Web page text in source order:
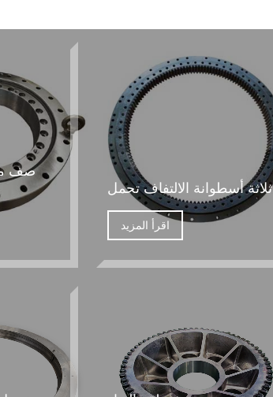
صف
ثلاثة أسطوانة الالتفاف تحمل
اقرأ المزيد